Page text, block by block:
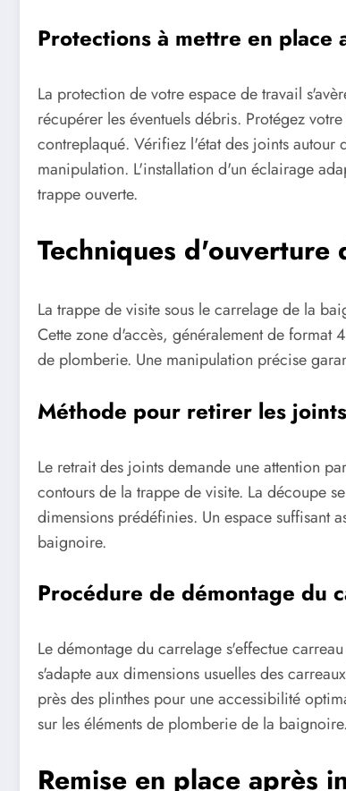
Protections à mettre en
La protection de votre espace de travail
récupérer les éventuels débris. Protégez
contreplaqué. Vérifiez l'état des joints autour
manipulation. L'installation d'un éclairage
trappe ouverte.
Techniques d'ouverture
La trappe de visite sous le carrelage de la
Cette zone d'accès, généralement de
de plomberie. Une manipulation précise
Méthode pour retirer les
Le retrait des joints demande une attention
contours de la trappe de visite. La découpe
dimensions prédéfinies. Un espace suffisant
baignoire.
Procédure de démontage du
Le démontage du carrelage s'effectue
s'adapte aux dimensions usuelles des
près des plinthes pour une accessibilité
sur les éléments de plomberie de la baignoire.
Remise en place après